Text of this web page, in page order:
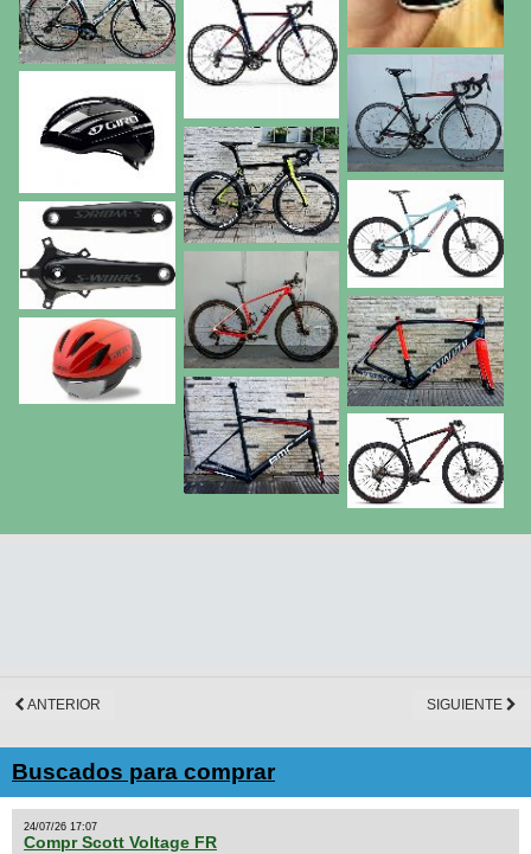
ANTERIOR SIGUIENTE
Buscados para comprar
24/07/26 17:07
Compr Scott Voltage FR